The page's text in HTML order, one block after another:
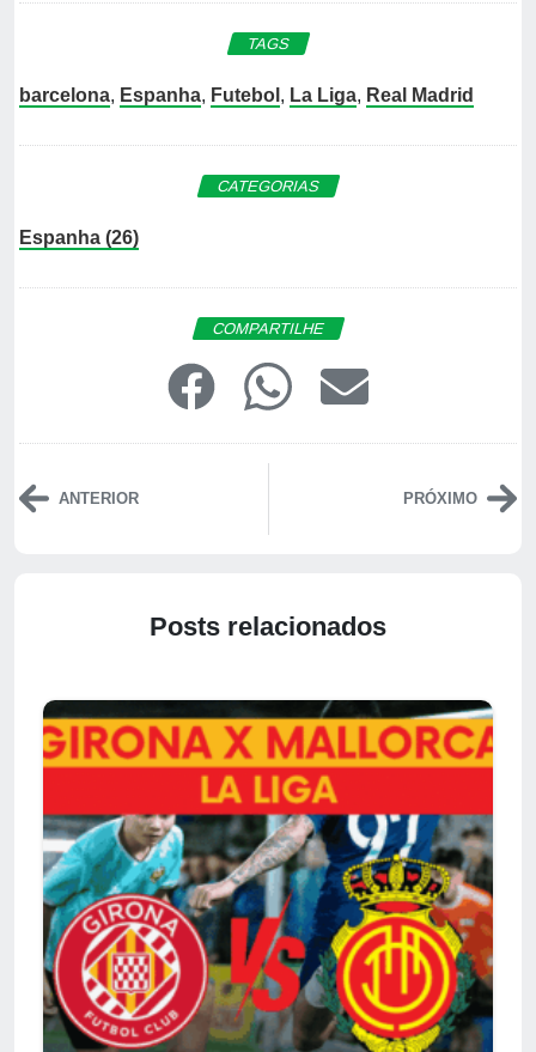
TAGS
barcelona, Espanha, Futebol , La Liga, Real Madrid
CATEGORIAS
Espanha (26)
COMPARTILHE
ANTERIOR PRÓXIMO
Posts relacionados